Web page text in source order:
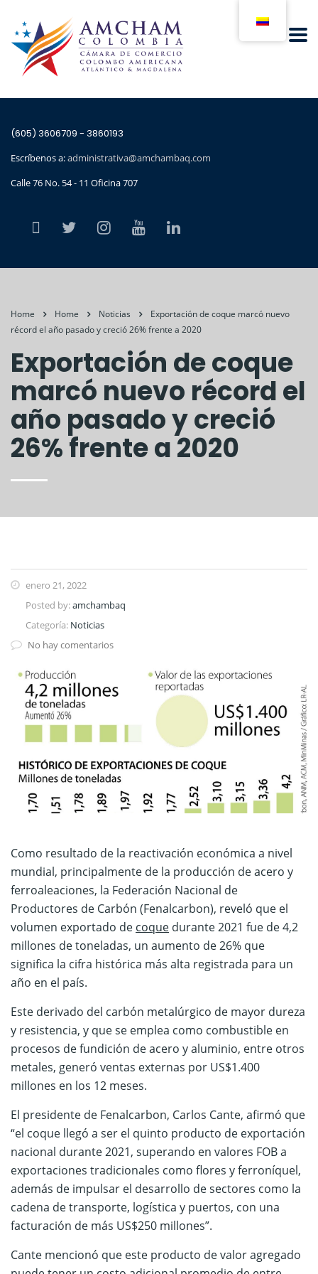
(605) 3606709 - 3860193
Escríbenos a:administrativa@amchambaq.com
Calle 76 No. 54 - 11 Oficina 707
Home Home Noticias
Exportación de coque marcó nuevo
récord el año pasado y creció 26% frente a 2020
Exportación de coque
marcó nuevo récord el
año pasado y creció
26% frente a 2020
enero 21, 2022
Posted by:amchambaq
Categoría: Noticias
No hay comentarios
Como resultado de la reactivación económica a nivel
mundial, principalmente de la producción de acero y
ferroaleaciones, la Federación Nacional de
Productores de Carbón (Fenalcarbon), reveló que el
volumen exportado de coque durante 2021 fue de 4,2
millones de toneladas, un aumento de 26% que
significa la cifra histórica más alta registrada para un
año en el país.
Este derivado del carbón metalúrgico de mayor dureza
y resistencia, y que se emplea como combustible en
procesos de fundición de acero y aluminio, entre otros
metales, generó ventas externas por US$1.400
millones en los 12 meses.
El presidente de Fenalcarbon, Carlos Cante, afirmó que
“el coque llegó a ser el quinto producto de exportación
nacional durante 2021, superando en valores FOB a
exportaciones tradicionales como flores y ferroníquel,
además de impulsar el desarrollo de sectores como la
cadena de transporte, logística y puertos, con una
facturación de más US$250 millones”.
Cante mencionó que este producto de valor agregado